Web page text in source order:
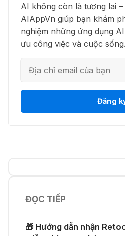
15 Thg 07 2026
🎁 Hướng dẫn
Business miễn
♾️ Hướng dẫn
với một prompt
💻 Blackbox AI
thông minh
trình công việc
🤙 Lindy AI: Tự
AI không còn là tương lai
AIAppVn giúp bạn khám
nghiệm những ứng dụng
ưu công việc và cuộc sống.
Đăng
ĐỌC TIẾP
🎁 Hướng dẫn nhận